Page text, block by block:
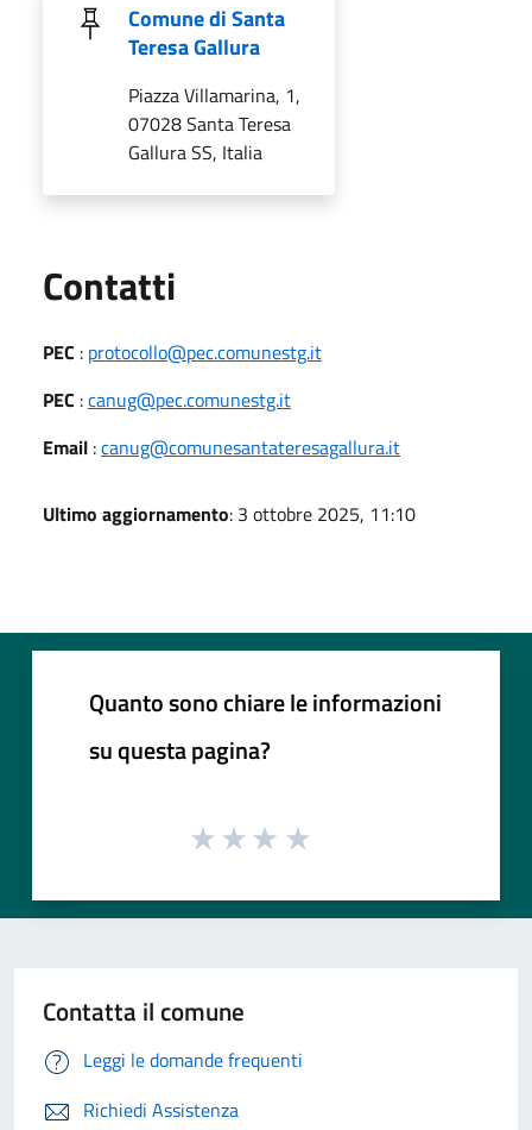
Comune di Santa
Teresa Gallura
Piazza Villamarina, 1,
07028 Santa Teresa
Gallura SS, Italia
Contatti
PEC : protocollo@pec.comunestg.it
PEC :canug@pec.comunestg.it
Email :canug@comunesantateresagallura.it
Ultimo aggiornamento: 3 ottobre 2025, 11:10
Quanto sono chiare le informazioni
su questa pagina?
Contatta il comune
Leggi le domande frequenti
Richiedi Assistenza